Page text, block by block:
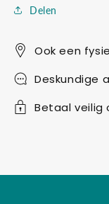
Delen
Ook een
Deskundige
Betaal veilig